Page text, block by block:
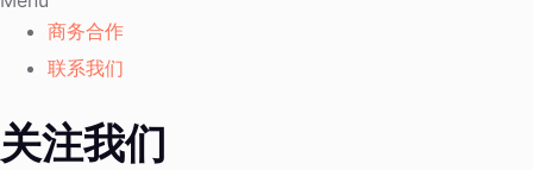
商务合作
联系我们
关注我们